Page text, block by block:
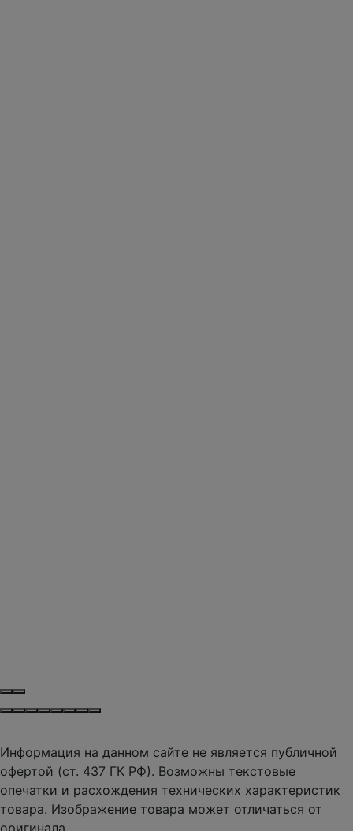
Информация на данном сайте не является публичной
офертой (ст. 437 ГК РФ). Возможны текстовые
опечатки и расхождения технических характеристик
товара. Изображение товара может отличаться от
оригинала.